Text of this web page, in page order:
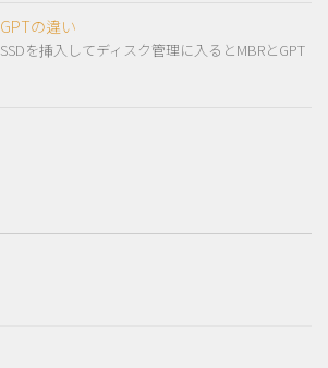
の違い
を挿入してディスク管理に入るとMBRとGPT